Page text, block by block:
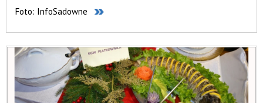
Foto: InfoSadowne